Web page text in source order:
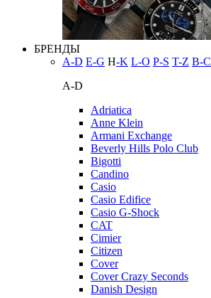
БРЕНДЫ
A-D E-G H-K L-O P-S T-Z В-С
A-D
Adriatica
Anne Klein
Armani Exchange
Beverly Hills Polo Club
Bigotti
Candino
Casio
Casio Edifice
Casio G-Shock
CAT
Cimier
Citizen
Cover
Cover Crazy Seconds
Danish Design